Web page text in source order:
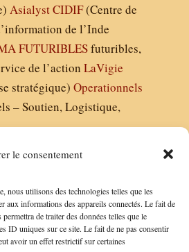
le consentement
nous utilisons des technologies telles que les
aux informations des appareils connectés. Le fait de
de traiter des données telles que le
ID uniques sur ce site. Le fait de ne pas consentir
avoir un effet restrictif sur certaines
AsialystCIDIF(Centre de
de l’Inde
FUTURIBLESfuturibles,
de l’action LaVigie
stratégique) Operationnels
– Soutien, Logistique,
Boudon, 75016, Paris